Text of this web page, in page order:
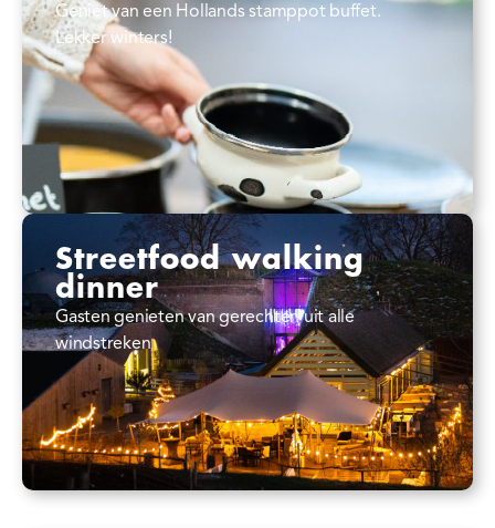
Geniet van een Hollands stamppot buffet.
Lekker winters!
Streetfood walking
dinner
Gasten genieten van gerechten uit alle
windstreken